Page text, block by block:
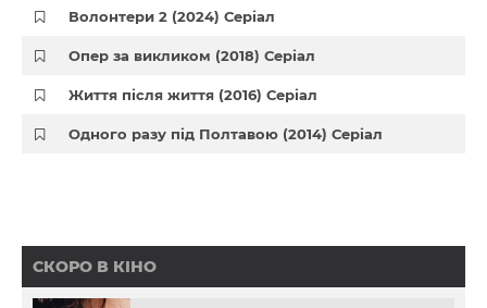
Волонтери 2 (2024) Серіал
Опер за викликом (2018) Серіал
Життя після життя (2016) Серіал
Одного разу під Полтавою (2014) Серіал
СКОРО В КІНО